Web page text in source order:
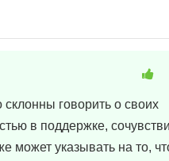
склонны говорить о своих
в поддержке,
может указывать на то,